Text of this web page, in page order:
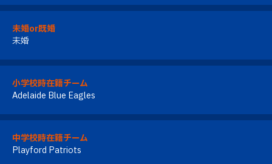
未婚or既婚
未婚
小学校時在籍チーム
Adelaide Blue Eagles
中学校時在籍チーム
Playford Patriots